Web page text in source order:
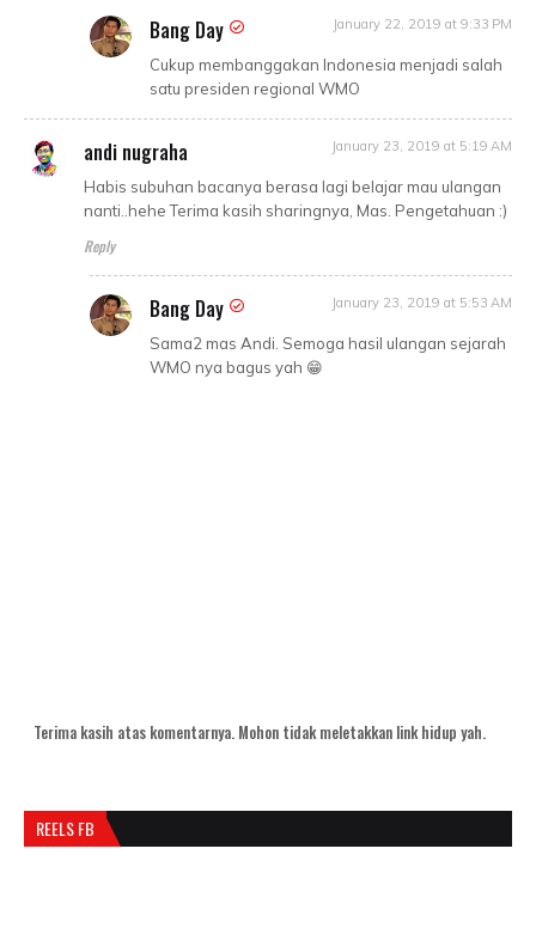
Bang Day January 22, 2019 at 9:33 PM
Cukup membanggakan Indonesia menjadi salah
satu presiden regional WMO
andi nugraha January 23, 2019 at 5:19 AM
Habis subuhan bacanya berasa lagi belajar mau ulangan
nanti..hehe Terima kasih sharingnya, Mas. Pengetahuan :)
Reply
Bang Day January 23, 2019 at 5:53 AM
Sama2 mas Andi. Semoga hasil ulangan sejarah
WMO nya bagus yah 😁
Terima kasih atas komentarnya. Mohon tidak meletakkan link hidup yah.
REELS FB